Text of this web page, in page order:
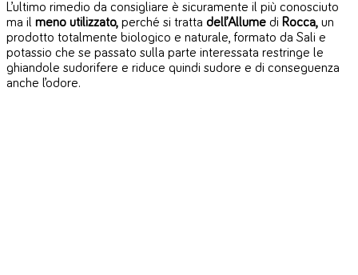
L’ultimo rimedio da consigliare è sicuramente il più conosciuto
ma il meno utilizzato, perché si tratta dell’Allume di Rocca, un
prodotto totalmente biologico e naturale, formato da Sali e
potassio che se passato sulla parte interessata restringe le
ghiandole sudorifere e riduce quindi sudore e di conseguenza
anche l’odore.